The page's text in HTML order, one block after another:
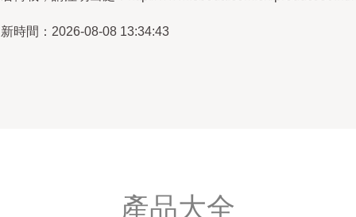
時間：2026-08-08 13:34:43
產品大全